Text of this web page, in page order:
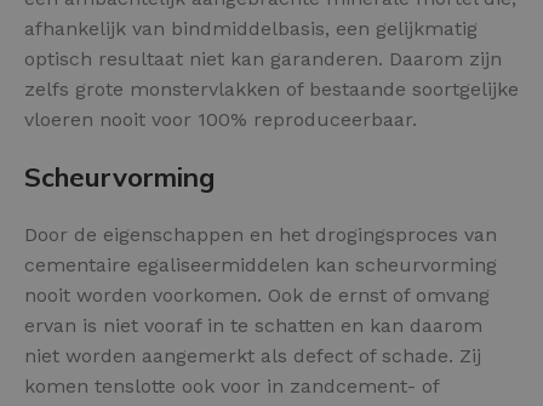
afhankelijk van bindmiddelbasis, een gelijkmatig
optisch resultaat niet kan garanderen. Daarom zijn
zelfs grote monstervlakken of bestaande soortgelijke
vloeren nooit voor 100% reproduceerbaar.
Scheurvorming
Door de eigenschappen en het drogingsproces van
cementaire egaliseermiddelen kan scheurvorming
nooit worden voorkomen. Ook de ernst of omvang
ervan is niet vooraf in te schatten en kan daarom
niet worden aangemerkt als defect of schade. Zij
komen tenslotte ook voor in zandcement- of